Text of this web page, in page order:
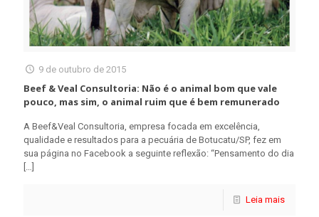
9 de outubro de 2015
Beef & Veal Consultoria: Não é o animal bom que vale
pouco, mas sim, o animal ruim que é bem remunerado
A Beef&Veal Consultoria, empresa focada em excelência,
qualidade e resultados para a pecuária de Botucatu/SP, fez em
sua página no Facebook a seguinte reflexão: “Pensamento do dia
[…]
Leia mais